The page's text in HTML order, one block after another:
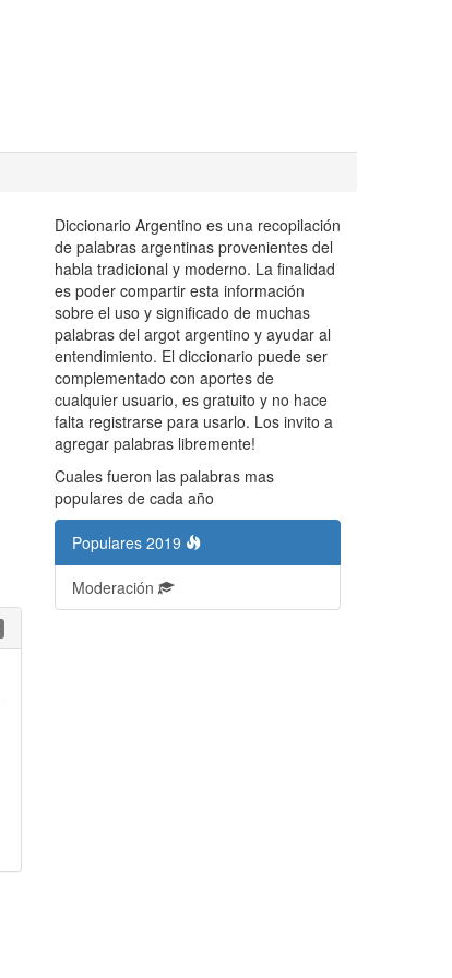
Diccionario Argentino es una recopilación
de palabras argentinas provenientes del
habla tradicional y moderno. La finalidad
es poder compartir esta información
sobre el uso y significado de muchas
palabras del argot argentino y ayudar al
entendimiento. El diccionario puede ser
complementado con aportes de
cualquier usuario, es gratuito y no hace
falta registrarse para usarlo. Los invito a
agregar palabras libremente!
Cuales fueron las palabras mas
populares de cada año
Populares 2019
Moderación